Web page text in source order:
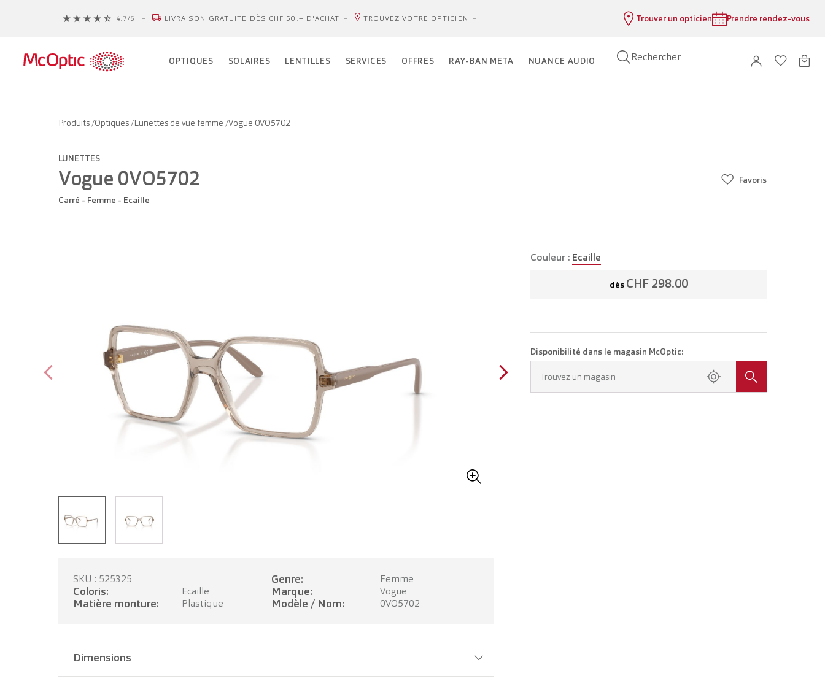
LIVRAISON GRATUITE DÈS CHF 50.– D'ACHAT TROUVEZ VOTRE OPTICIEN Trouver un opticien Prendre rendez-vous
OPTIQUES SOLAIRES LENTILLES SERVICES OFFRES RAY-BAN META NUANCE AUDIO Rechercher
Produits/Optiques/Lunettes de vue femme /Vogue 0VO5702
LUNETTES
Vogue 0VO5702
Carré - Femme - Ecaille
Favoris
Couleur : Ecaille
dès CHF 298.00
Disponibilité dans le magasin McOptic:
Trouvez un magasin
SKU : 525325 Genre: Femme
Coloris: Ecaille Marque: Vogue
Matière monture: Plastique Modèle / Nom: 0VO5702
Dimensions